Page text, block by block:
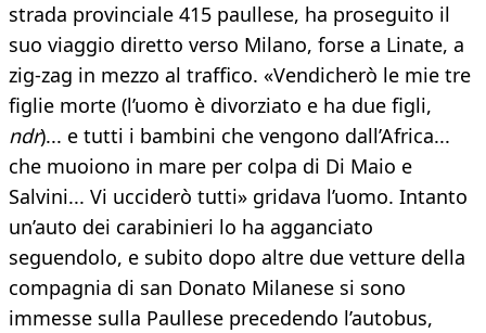
strada provinciale 415 paullese, ha proseguito il
suo viaggio diretto verso Milano, forse a Linate, a
zig-zag in mezzo al traffico. «Vendicherò le mie tre
figlie morte (l’uomo è divorziato e ha due figli,
ndr)... e tutti i bambini che vengono dall’Africa...
che muoiono in mare per colpa di Di Maio e
Salvini... Vi ucciderò tutti» gridava l’uomo. Intanto
un’auto dei carabinieri lo ha agganciato
seguendolo, e subito dopo altre due vetture della
compagnia di san Donato Milanese si sono
immesse sulla Paullese precedendo l’autobus,